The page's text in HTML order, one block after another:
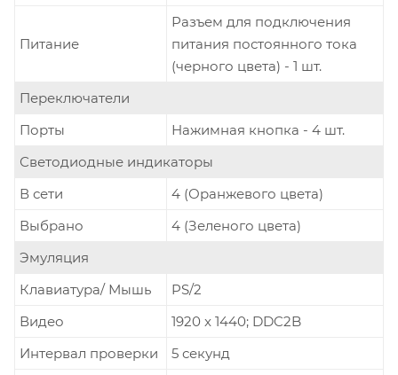
Питание
Разъем для подключения
питания постоянного тока
(черного цвета) - 1 шт.
Переключатели
Порты
Нажимная кнопка - 4 шт.
Светодиодные индикаторы
В сети
4 (Оранжевого цвета)
Выбрано
4 (Зеленого цвета)
Эмуляция
Клавиатура/ Мышь
PS/2
Видео
1920 x 1440; DDC2B
Интервал проверки
5 секунд